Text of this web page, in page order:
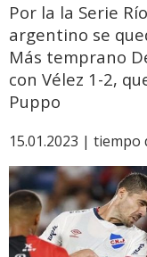
Por la la Serie
argentino se
Más temprano
con Vélez 1-2,
Puppo
15.01.2023 | tiempo